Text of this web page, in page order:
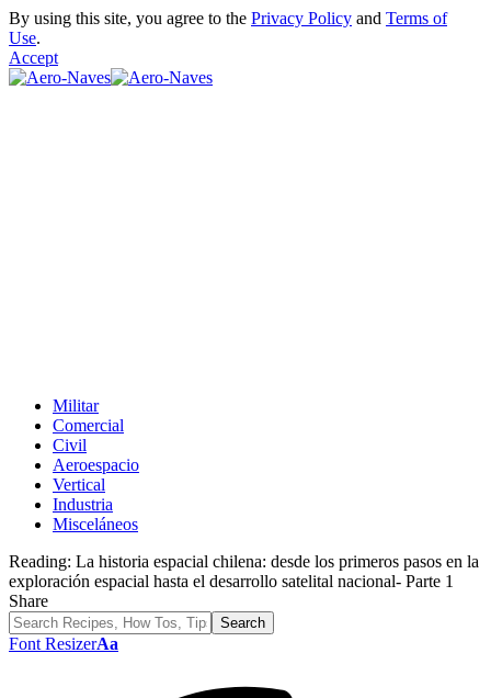
By using this site, you agree to the Privacy Policy and Terms of
Use.
Accept
Militar
Comercial
Civil
Aeroespacio
Vertical
Industria
Misceláneos
Reading: La historia espacial chilena: desde los primeros pasos en la
exploración espacial hasta el desarrollo satelital nacional- Parte 1
Share
Font ResizerAa